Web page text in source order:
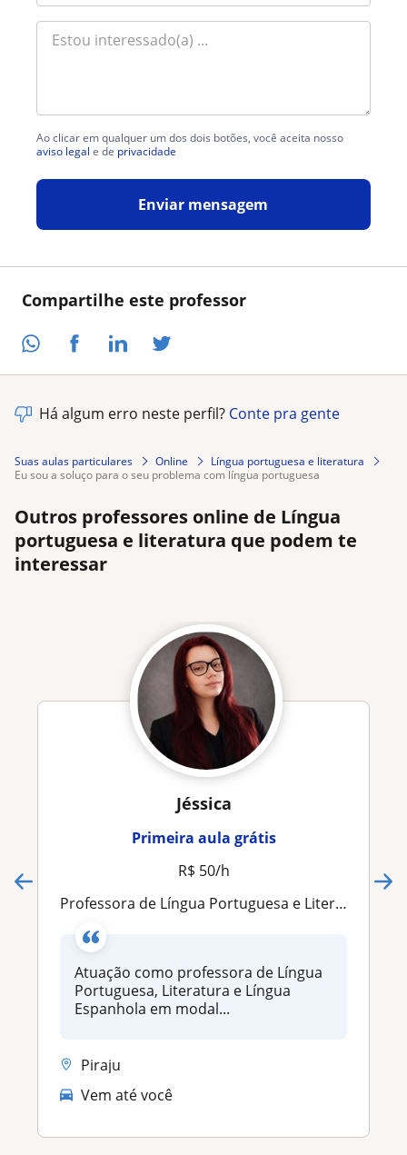
Compartilhe este professor
Ao clicar em qualquer um dos dois botões, você aceita nosso
aviso legal e de privacidade
Enviar mensagem
Há algum erro neste perfil? Conte pra gente
Suas aulas particulares Online
Língua portuguesa e literatura
eu sou a soluço para o seu problema com língua portuguesa
Outros professores online de Língua
portuguesa e literatura que podem te
interessar
Jéssica
Primeira aula grátis
R$ 50/h
Professora de Língua Portuguesa e Literatura
Atuação como professora de Língua
Portuguesa, Literatura e Língua
Espanhola em modal...
Piraju
Vem até você